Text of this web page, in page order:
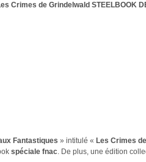
Crimes de Grindelwald STEELBOOK
Fantastiques » intitulé « Les Crimes de
spéciale fnac. De plus, une édition